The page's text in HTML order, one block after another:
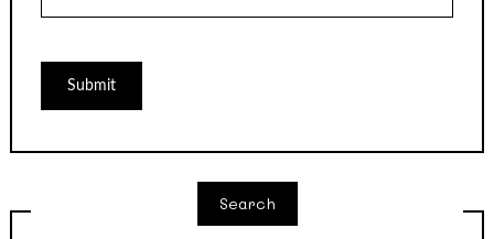
Search